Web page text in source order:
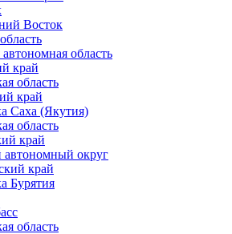
Восток
область
край
область
край
Саха (Якутия)
область
край
автономный округ
край
Бурятия
область